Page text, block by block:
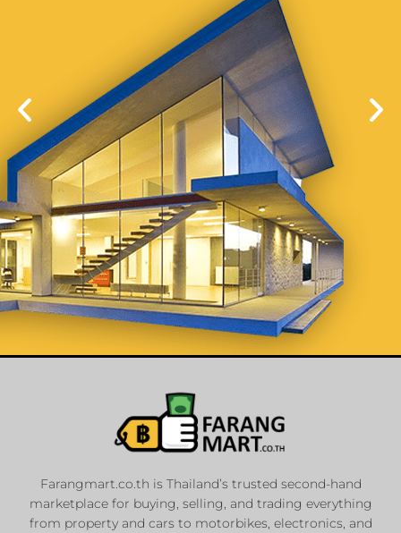
List Your
Properties
Private Sellers
Farangmart.co.th is Thailand’s trusted second-hand
marketplace for buying, selling, and trading everything
from property and cars to motorbikes, electronics, and